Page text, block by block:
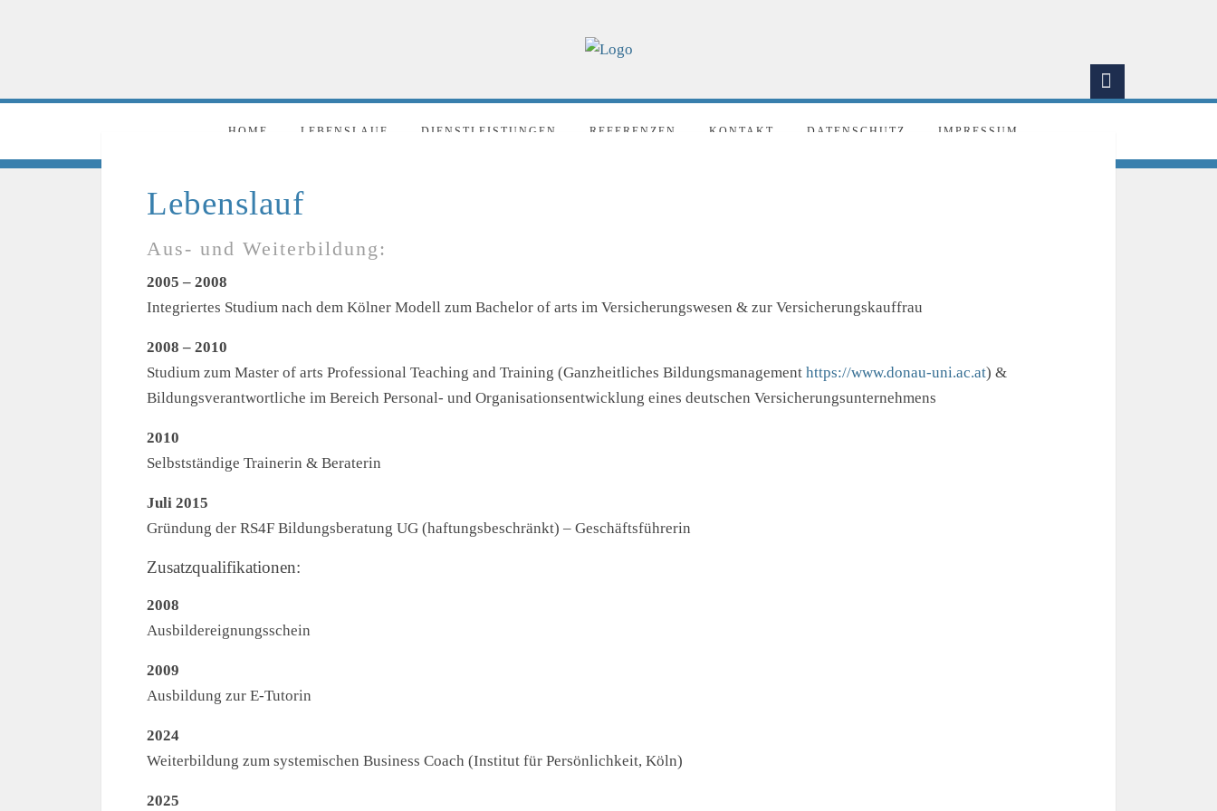
HOME LEBENSLAUF DIENSTLEISTUNGEN REFERENZEN KONTAKT DATENSCHUTZ IMPRESSUM
Lebenslauf
Aus- und Weiterbildung:
2005 – 2008
Integriertes Studium nach dem Kölner Modell zum Bachelor of arts im Versicherungswesen & zur Versicherungskauffrau
2008 – 2010
Studium zum Master of arts Professional Teaching and Training (Ganzheitliches Bildungsmanagement https://www.donau-uni.ac.at) &
Bildungsverantwortliche im Bereich Personal- und Organisationsentwicklung eines deutschen Versicherungsunternehmens
2010
Selbstständige Trainerin & Beraterin
Juli 2015
Gründung der RS4F Bildungsberatung UG (haftungsbeschränkt) – Geschäftsführerin
Zusatzqualifikationen:
2008
Ausbildereignungsschein
2009
Ausbildung zur E-Tutorin
2024
Weiterbildung zum systemischen Business Coach (Institut für Persönlichkeit, Köln)
2025